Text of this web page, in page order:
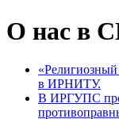
О нас в
«Религиозный
в ИРНИТУ.
В ИРГУПС